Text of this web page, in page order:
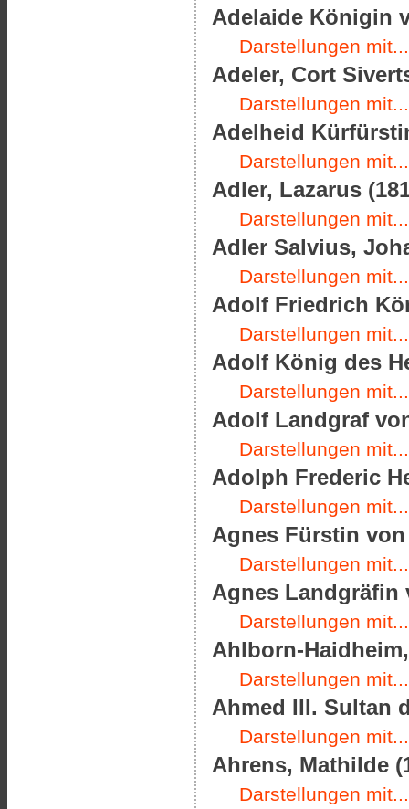
Adelaide Königin
Darstellungen mit...
Adeler, Cort
Darstellungen mit...
Adelheid
Darstellungen mit...
Adler, Lazarus
Darstellungen mit...
Adler Salvius,
Darstellungen mit...
Adolf Friedrich
Darstellungen mit...
Adolf König des
Darstellungen mit...
Adolf Landgraf
Darstellungen mit...
Adolph Frederic
Darstellungen mit...
Agnes Fürstin von
Darstellungen mit...
Agnes Landgräfin
Darstellungen mit...
Ahlborn-
Darstellungen mit...
Ahmed III. Sultan
Darstellungen mit...
Ahrens, Mathilde
Darstellungen mit...